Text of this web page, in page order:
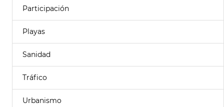
Participación
Playas
Sanidad
Tráfico
Urbanismo